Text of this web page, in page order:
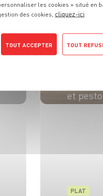
PLAT
et
PLAT
les cookies » situé en
des cookies, cliquez-ici
TOUT ACCEPTER TOUT